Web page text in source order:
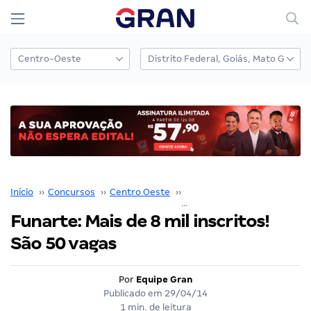
Início ›› Concursos ›› Centro Oeste ››
Funarte: Mais de 8 mil inscritos!
São 50 vagas
Por Equipe Gran
Publicado em 29/04/14
1 min. de leitura